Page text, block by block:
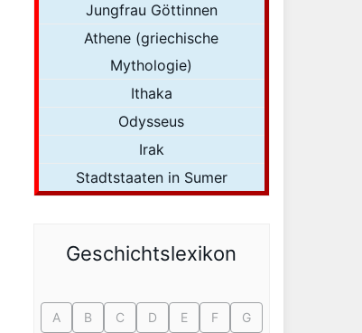
Jungfrau Göttinnen
Athene (griechische
Mythologie)
Ithaka
Odysseus
Irak
Stadtstaaten in Sumer
Geschichtslexikon
A B C D E F
G